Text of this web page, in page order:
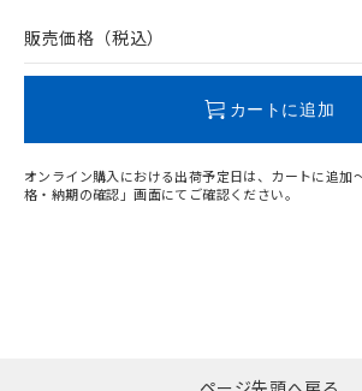
問い合わせください。
販売価格（税込）
カートに追加
オンライン購入における出荷予定日は、カートに追加
格・納期の確認」画面にてご確認ください。